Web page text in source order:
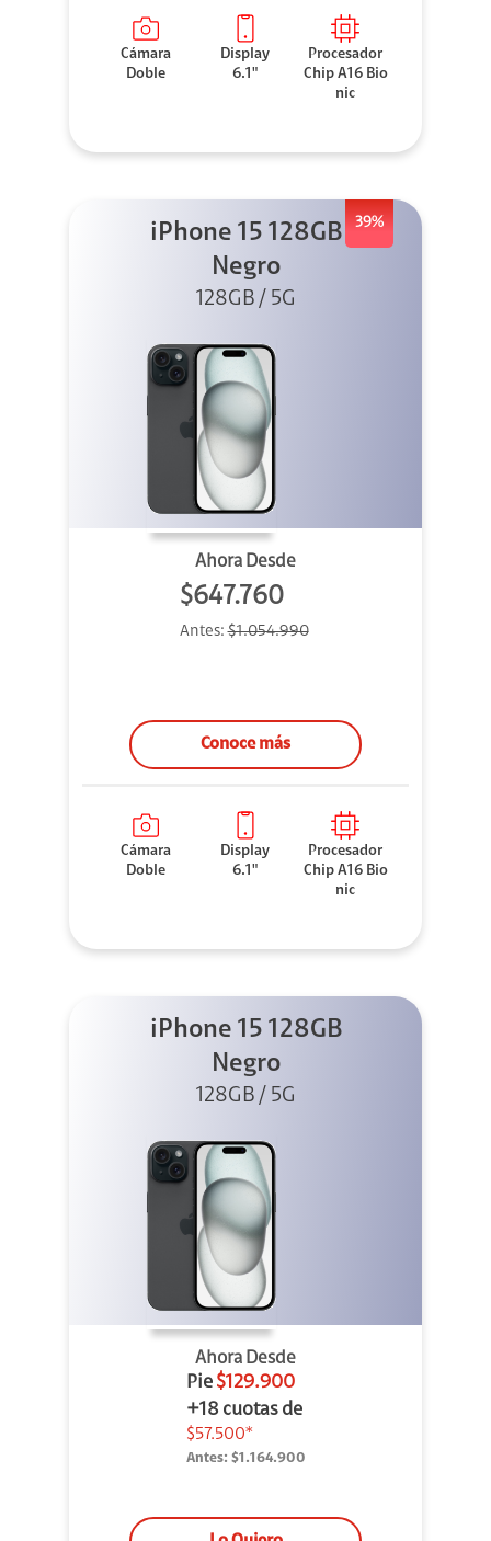
Cámara
Doble
Display
6.1"
Procesador
Chip A16 Bio
nic
39%
iPhone 15 128GB
Negro
128GB / 5G
Ahora Desde
$647.760
Antes:$1.054.990
Conoce más
Cámara
Doble
Display
6.1"
Procesador
Chip A16 Bio
nic
iPhone 15 128GB
Negro
128GB / 5G
Ahora Desde
Pie $129.900
+18 cuotas de
$57.500*
Antes: $1.164.900